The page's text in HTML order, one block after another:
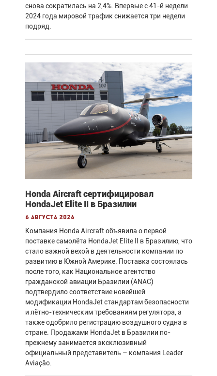
снова сократилась на 2,4%. Впервые с 41-й недели
2024 года мировой трафик снижается три недели
подряд.
Honda Aircraft сертифицировал
HondaJet Elite II в Бразилии
6 августа 2026
Компания Honda Aircraft объявила о первой
поставке самолёта HondaJet Elite II в Бразилию, что
стало важной вехой в деятельности компании по
развитию в Южной Америке. Поставка состоялась
после того, как Национальное агентство
гражданской авиации Бразилии (ANAC)
подтвердило соответствие новейшей
модификации HondaJet стандартам безопасности
и лётно-техническим требованиям регулятора, а
также одобрило регистрацию воздушного судна в
стране. Продажами HondaJet в Бразилии по-
прежнему занимается эксклюзивный
официальный представитель – компания Leader
Aviação.